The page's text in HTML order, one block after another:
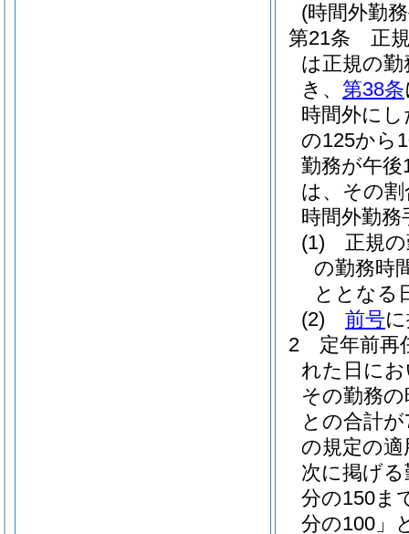
(時間外勤
第21条
正
は正規の
き、 第38条
時間外に
の125から
勤務が午
は、その
時間外勤
(1)
正規
の勤務時
ととなる
(2)
前号
2
定年前再
れた日に
その勤務
との合計
の規定の
次に掲げ
分の150ま
分の100」